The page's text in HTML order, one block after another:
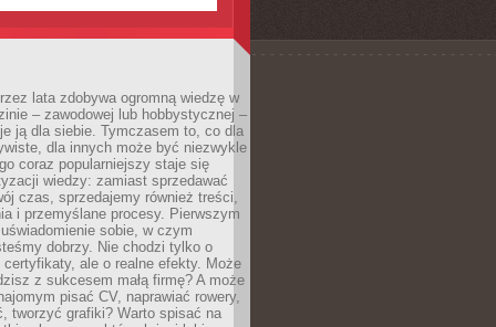
lata zdobywa ogromną wiedzę w
– zawodowej lub hobbystycznej –
ją dla siebie. Tymczasem to, co dla
dla innych może być niezwykle
coraz popularniejszy staje się
wiedzy: zamiast sprzedawać
czas, sprzedajemy również treści,
i przemyślane procesy. Pierwszym
sobie, w czym
dobrzy. Nie chodzi tylko o
ale o realne efekty. Może
z sukcesem małą firmę? A może
pisać CV, naprawiać rowery,
tworzyć grafiki? Warto spisać na